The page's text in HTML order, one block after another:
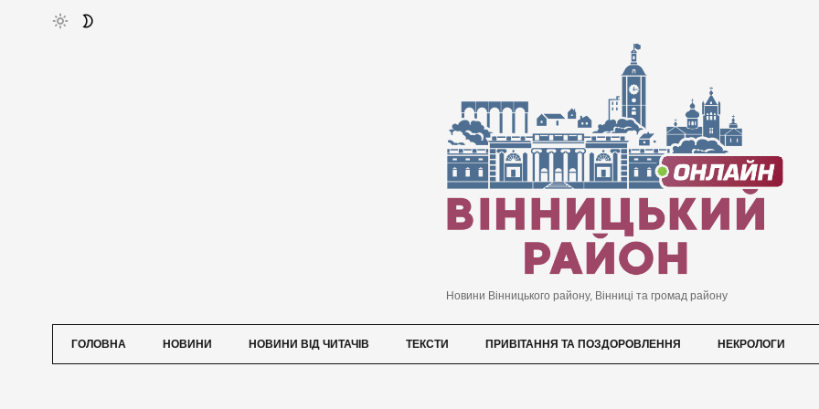
Новини Вінницького району, Вінниці та громад району
ГОЛОВНА НОВИНИ НОВИНИ ВІД ЧИТАЧІВ ТЕКСТИ ПРИВІТАННЯ ТА ПОЗДОРОВЛЕННЯ НЕКРОЛОГИ